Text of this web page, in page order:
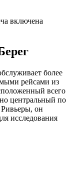
включена
более
рейсами из
всего
центральный по
он
исследования